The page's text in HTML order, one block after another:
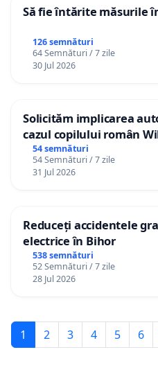
Să fie întărite măsurile
126 semnături
64 Semnături / 7 zile
30 Jul 2026
Solicităm implicarea
cazul copilului român
Gheorghe, aflat în
12 ani
54 semnături
54 Semnături / 7 zile
31 Jul 2026
Reduceți accidentele
electrice în Bihor
538 semnături
52 Semnături / 7 zile
28 Jul 2026
1 2 3 4 5 6